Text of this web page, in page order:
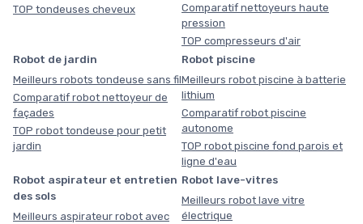
TOP tondeuses cheveux
Comparatif nettoyeurs haute
pression
TOP compresseurs d'air
Robot de jardin
Meilleurs robots tondeuse sans fil
Comparatif robot nettoyeur de
façades
TOP robot tondeuse pour petit
jardin
Robot piscine
Meilleurs robot piscine à batterie
lithium
Comparatif robot piscine
autonome
TOP robot piscine fond parois et
ligne d'eau
Robot aspirateur et entretien
des sols
Meilleurs aspirateur robot avec
Robot lave-vitres
Meilleurs robot lave vitre
électrique